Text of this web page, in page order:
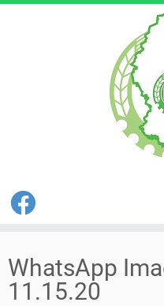
Inhalt
springen
WhatsApp
11.15.20